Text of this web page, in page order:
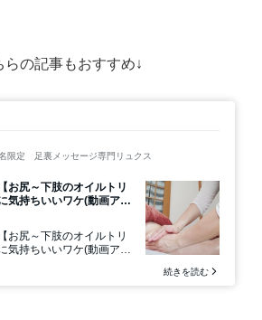
らの記事もおすすめ↓